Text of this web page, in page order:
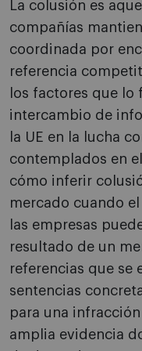
La colusión es
compañías
coordinada por
referencia
los factores que lo
intercambio de
la UE en la lucha
contemplados en
cómo inferir
mercado cuando
las empresas
resultado de un
referencias que se
sentencias
para una
amplia evidencia